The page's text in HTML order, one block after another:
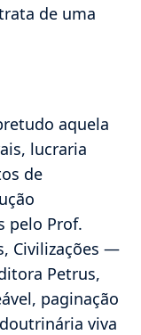
de uma
aquela
lucraria
de
pelo Prof.
Civilizações —
Petrus,
paginação
viva